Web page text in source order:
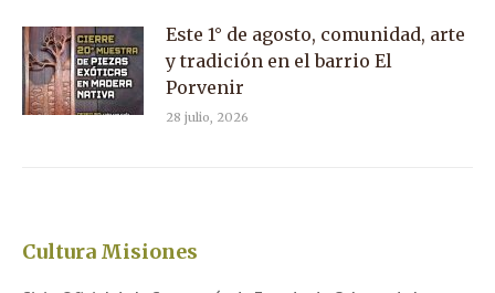
Este 1° de agosto, comunidad, arte
y tradición en el barrio El
Porvenir
28 julio, 2026
Cultura Misiones